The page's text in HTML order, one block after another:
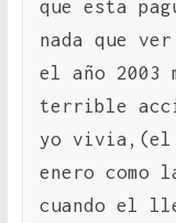
que esta
nada que
el año 2003
terrible
yo vivia,(el
enero como
cuando el